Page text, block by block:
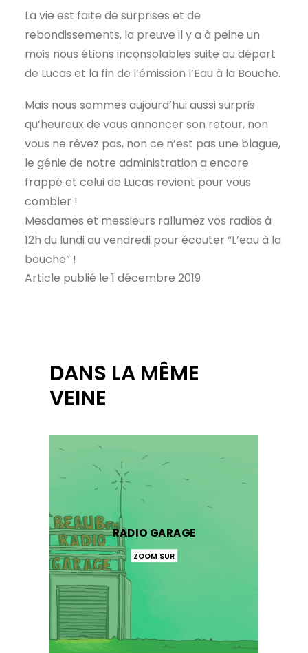
La vie est faite de surprises et de
rebondissements, la preuve il y a à peine un
mois nous étions inconsolables suite au départ
de Lucas et la fin de l’émission l’Eau à la Bouche.
Mais nous sommes aujourd’hui aussi surpris
qu’heureux de vous annoncer son retour, non
vous ne rêvez pas, non ce n’est pas une blague,
le génie de notre administration a encore
frappé et celui de Lucas revient pour vous
combler !
Mesdames et messieurs rallumez vos radios à
12h du lundi au vendredi pour écouter “L’eau à la
bouche” !
Article publié le 1 décembre 2019
DANS LA MÊME
VEINE
RADIO GARAGE
ZOOM SUR